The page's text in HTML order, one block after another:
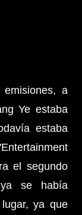
a
Ye estaba
estaba
el segundo
se había
ya que